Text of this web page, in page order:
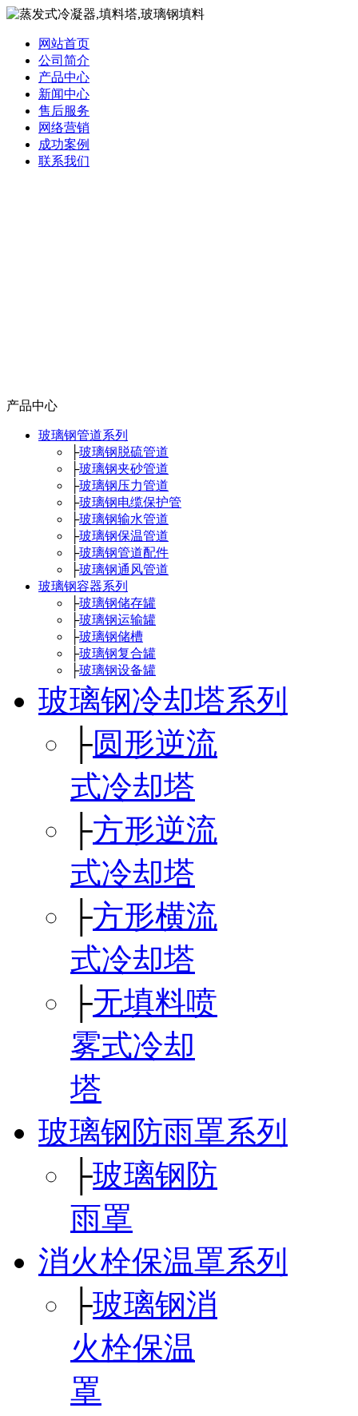
网站首页
公司简介
产品中心
新闻中心
售后服务
网络营销
成功案例
联系我们
产品中心
玻璃钢管道系列
├玻璃钢脱硫管道
├玻璃钢夹砂管道
├玻璃钢压力管道
├玻璃钢电缆保护管
├玻璃钢输水管道
├玻璃钢保温管道
├玻璃钢管道配件
├玻璃钢通风管道
玻璃钢容器系列
├玻璃钢储存罐
├玻璃钢运输罐
├玻璃钢储槽
├玻璃钢复合罐
├玻璃钢设备罐
玻璃钢冷却塔系列
├圆形逆流
式冷却塔
├方形逆流
式冷却塔
├方形横流
式冷却塔
├无填料喷
雾式冷却
塔
玻璃钢防雨罩系列
├玻璃钢防
雨罩
消火栓保温罩系列
├玻璃钢消
火栓保温
罩